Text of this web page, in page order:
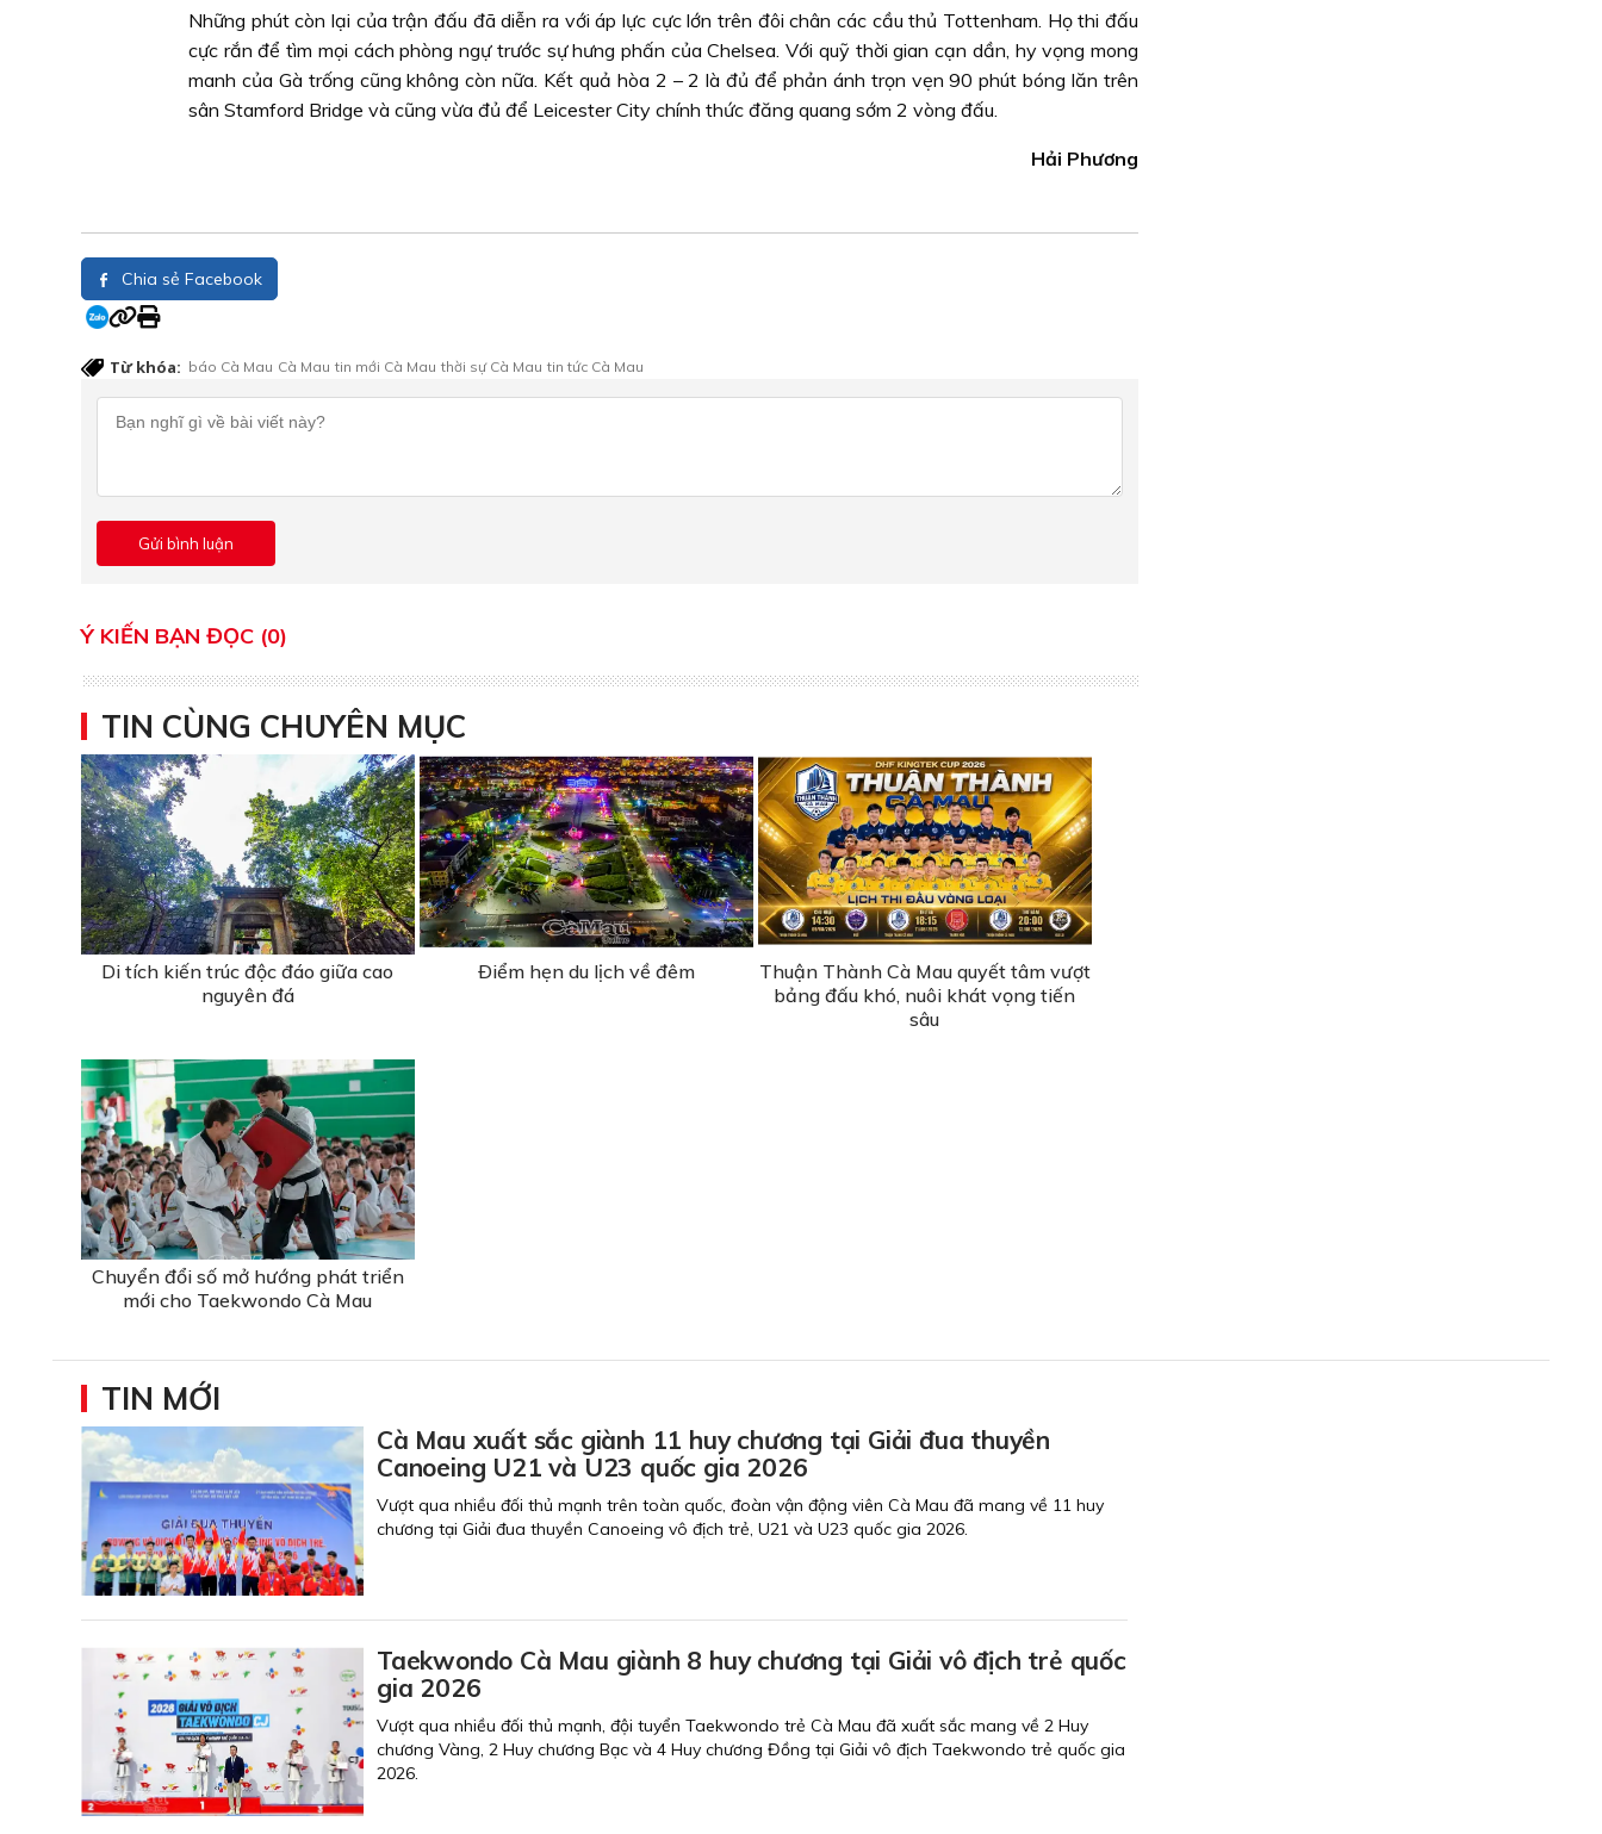
Những phút còn lại của trận đấu đã diễn ra với áp lực cực lớn trên đôi chân các cầu thủ Tottenham. Họ thi đấu
cực rắn để tìm mọi cách phòng ngự trước sự hưng phấn của Chelsea. Với quỹ thời gian cạn dần, hy vọng mong
manh của Gà trống cũng không còn nữa. Kết quả hòa 2 – 2 là đủ để phản ánh trọn vẹn 90 phút bóng lăn trên
sân Stamford Bridge và cũng vừa đủ để Leicester City chính thức đăng quang sớm 2 vòng đấu.
Hải Phương
Chia sẻ Facebook
Từ khóa: báo Cà Mau Cà Mau tin mới Cà Mau thời sự Cà Mau tin tức Cà Mau
Ý KIẾN BẠN ĐỌC (0)
TIN CÙNG CHUYÊN MỤC
Di tích kiến trúc độc đáo giữa cao
nguyên đá
Ðiểm hẹn du lịch về đêm
Thuận Thành Cà Mau quyết tâm vượt
bảng đấu khó, nuôi khát vọng tiến
sâu
Chuyển đổi số mở hướng phát triển
mới cho Taekwondo Cà Mau
TIN MỚI
Cà Mau xuất sắc giành 11 huy chương tại Giải đua thuyền
Canoeing U21 và U23 quốc gia 2026
Vượt qua nhiều đối thủ mạnh trên toàn quốc, đoàn vận động viên Cà Mau đã mang về 11 huy
chương tại Giải đua thuyền Canoeing vô địch trẻ, U21 và U23 quốc gia 2026.
Taekwondo Cà Mau giành 8 huy chương tại Giải vô địch trẻ quốc
gia 2026
Vượt qua nhiều đối thủ mạnh, đội tuyển Taekwondo trẻ Cà Mau đã xuất sắc mang về 2 Huy
chương Vàng, 2 Huy chương Bạc và 4 Huy chương Đồng tại Giải vô địch Taekwondo trẻ quốc gia
2026.